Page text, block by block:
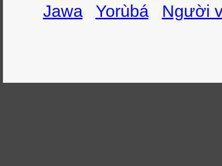
Jawa
Yorùbá Người